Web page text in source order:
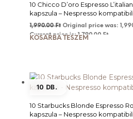
10 Chicco D’oro Espresso
kapszula – Nespresso
1,990.00Ft Original price was:
Current price is: 1,790.00 Ft.
KOSÁRBA TESZEM
10 DB.
10 Starbucks Blonde Espresso
kapszula – Nespresso